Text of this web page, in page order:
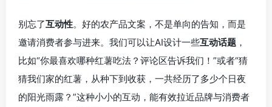
别忘了互动性。好的农产品文案，不是单向的告知，而是
邀请消费者参与进来。我们可以让AI设计一些互动话题 ，
比如“你最喜欢哪种红薯吃法？评论区告诉我们！”或者“猜
猜我们家的红薯，从种下到收获，一共经历了多少个日夜
的阳光雨露？”这种小小的互动，能有效拉近品牌与消费者